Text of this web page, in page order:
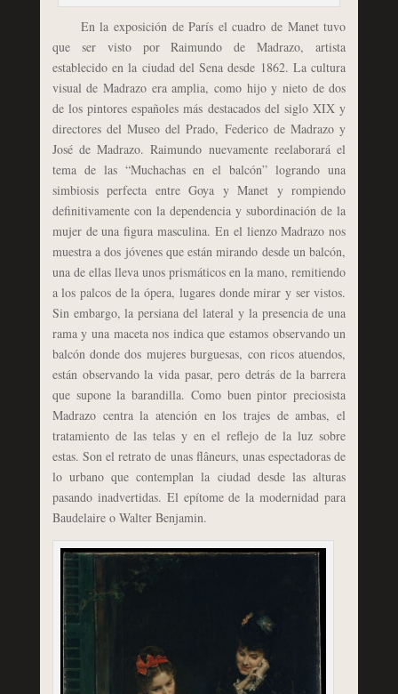
En la exposición de París el cuadro de Manet tuvo
que ser visto por Raimundo de Madrazo, artista
establecido en la ciudad del Sena desde 1862. La cultura
visual de Madrazo era amplia, como hijo y nieto de dos
de los pintores españoles más destacados del siglo XIX y
directores del Museo del Prado, Federico de Madrazo y
José de Madrazo. Raimundo nuevamente reelaborará el
tema de las “Muchachas en el balcón” logrando una
simbiosis perfecta entre Goya y Manet y rompiendo
definitivamente con la dependencia y subordinación de la
mujer de una figura masculina. En el lienzo Madrazo nos
muestra a dos jóvenes que están mirando desde un balcón,
una de ellas lleva unos prismáticos en la mano, remitiendo
a los palcos de la ópera, lugares donde mirar y ser vistos.
Sin embargo, la persiana del lateral y la presencia de una
rama y una maceta nos indica que estamos observando un
balcón donde dos mujeres burguesas, con ricos atuendos,
están observando la vida pasar, pero detrás de la barrera
que supone la barandilla. Como buen pintor preciosista
Madrazo centra la atención en los trajes de ambas, el
tratamiento de las telas y en el reflejo de la luz sobre
estas. Son el retrato de unas flâneurs, unas espectadoras de
lo urbano que contemplan la ciudad desde las alturas
pasando inadvertidas. El epítome de la modernidad para
Baudelaire o Walter Benjamin.